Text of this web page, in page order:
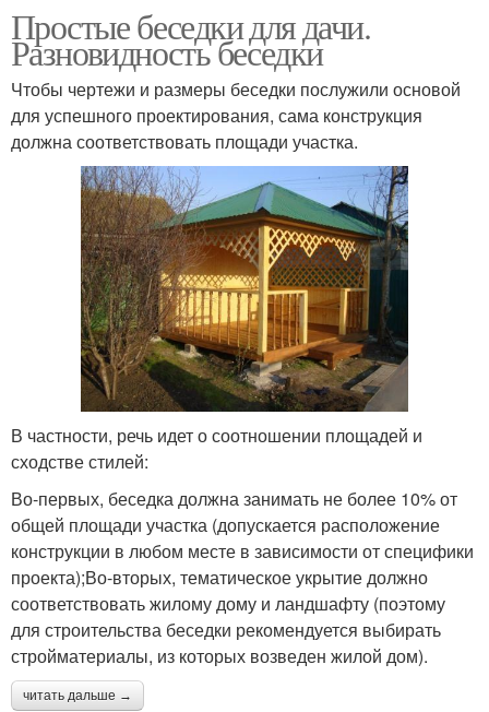
Простые беседки для дачи.
Разновидность беседки
Чтобы чертежи и размеры беседки послужили основой
для успешного проектирования, сама конструкция
должна соответствовать площади участка.
В частности, речь идет о соотношении площадей и
сходстве стилей:
Во-первых, беседка должна занимать не более 10% от
общей площади участка (допускается расположение
конструкции в любом месте в зависимости от специфики
проекта);Во-вторых, тематическое укрытие должно
соответствовать жилому дому и ландшафту (поэтому
для строительства беседки рекомендуется выбирать
стройматериалы, из которых возведен жилой дом).
читать дальше →